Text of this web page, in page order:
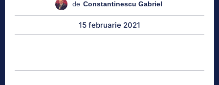
de Constantinescu Gabriel
15 februarie 2021